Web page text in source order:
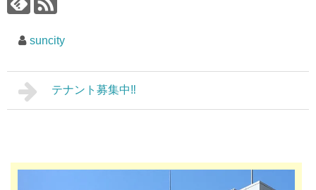
suncity
テナント募集中‼